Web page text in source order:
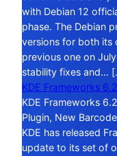
with Debian 12
phase. The Debian
versions for both its
previous one on
stability fixes and…
KDE Frameworks
KDE Frameworks
Plugin, New
KDE has released
update to its set of